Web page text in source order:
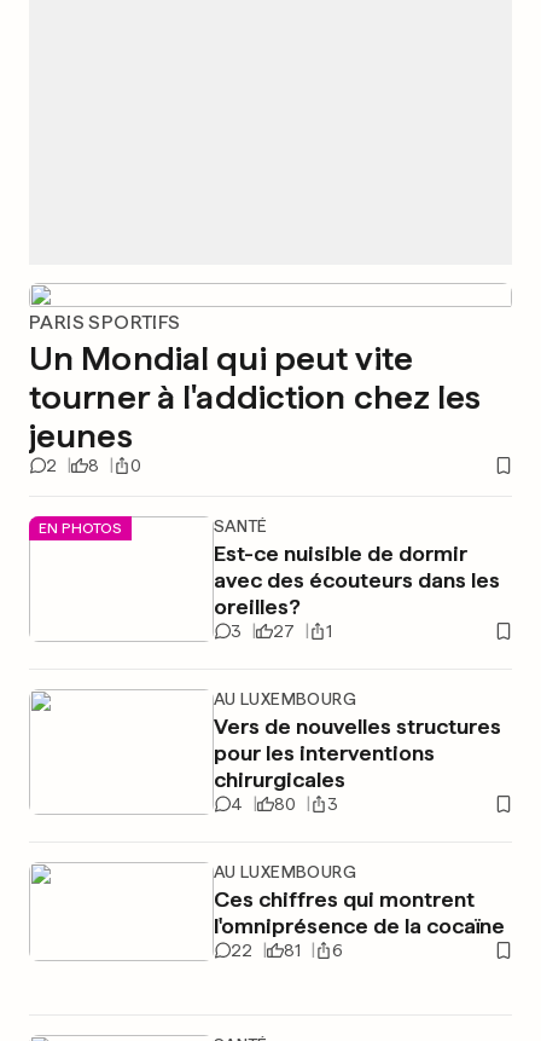
PARIS SPORTIFS
Un Mondial qui peut vite
tourner à l'addiction chez les
jeunes
2 8 0
EN PHOTOS SANTÉ
Est-ce nuisible de dormir
avec des écouteurs dans les
oreilles?
3 27 1
AU LUXEMBOURG
Vers de nouvelles structures
pour les interventions
chirurgicales
4 80 3
AU LUXEMBOURG
Ces chiffres qui montrent
l'omniprésence de la cocaïne
22 81 6